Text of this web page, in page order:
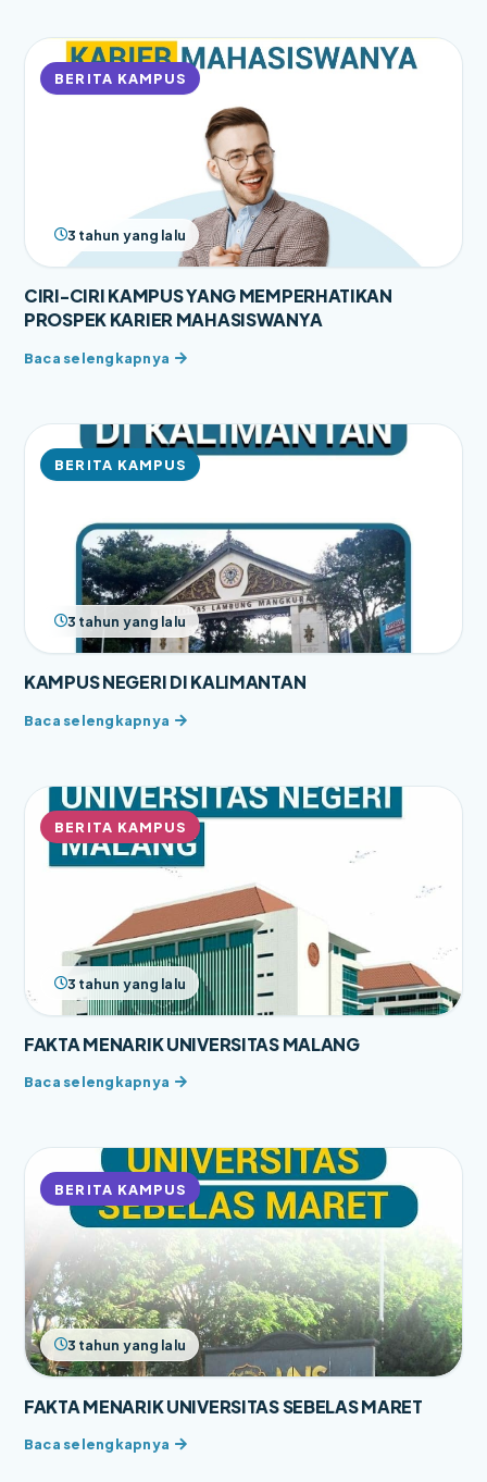
BERITA KAMPUS
3 tahun yang lalu
CIRI-CIRI KAMPUS YANG MEMPERHATIKAN
PROSPEK KARIER MAHASISWANYA
BERITA KAMPUS
3 tahun yang lalu
KAMPUS NEGERI DI KALIMANTAN
BERITA KAMPUS
3 tahun yang lalu
FAKTA MENARIK UNIVERSITAS MALANG
BERITA KAMPUS
3 tahun yang lalu
FAKTA MENARIK UNIVERSITAS SEBELAS MARET